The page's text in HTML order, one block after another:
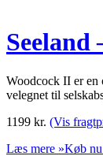
Seeland
Woodcock II er en
velegnet til
1199 kr. (Vis
Læs mere »Køb